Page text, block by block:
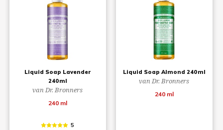
Liquid Soap Lavender
240ml
van Dr. Bronners
240 ml
5
Liquid Soap Almond 240ml
van Dr. Bronners
240 ml